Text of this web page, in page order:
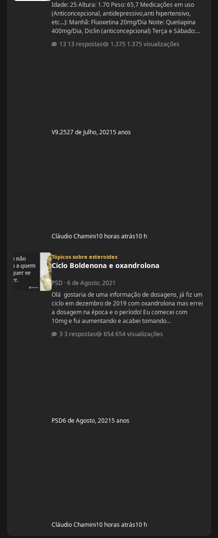
Idade: 25 Altura: 1.70 Peso: 65,7 Medicações em uso
(Anticoncepcional, antidepressivo,anti hipertensivo,
etc...): Manhã: Fluoxetina 20mg/Dia Noite: Quetiapina
400mg/Dia, Diclin (anticoncepcional) Terça e Sábado:
Cabergolina 0,5mg Problemas de Saúde e história de
cirurgias: Frequentemente tenho hipoglicemia oque faz
13 respostas 1.375 visualizações
V9.2527 de Julho, 20215 anos
Cláudio Chamini10 horas atrás10 h
Ciclo Boldenona e oxandrolona
Tópicos sobre esteroides
Ciclo Boldenona e oxandrolona
PSD ·6 de Agosto, 2021
Olá gostaria de uma informação de dosagens, já fiz um
ciclo em dezembro de 2019 com oxandrolona mas errei
a dosagem na época e o período! Eu comecei com
10mg e fui aumentando e acabei tomando
60mg porque entendi errado foram 4 semanas tive
ganhos de 5 quilos. Eu já treinava na época a 4 anos já
3 respostas 654 visualizações
PSD6 de Agosto, 20215 anos
Cláudio Chamini10 horas atrás10 h